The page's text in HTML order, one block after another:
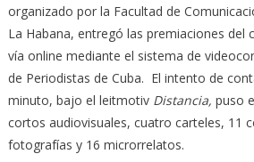
organizado por la Facultad de
La Habana, entregó las premiaciones del
vía online mediante el sistema de
de Periodistas de Cuba. El intento de
minuto, bajo el leitmotiv Distancia, puso
cortos audiovisuales, cuatro carteles, 11
fotografías y 16 microrrelatos.